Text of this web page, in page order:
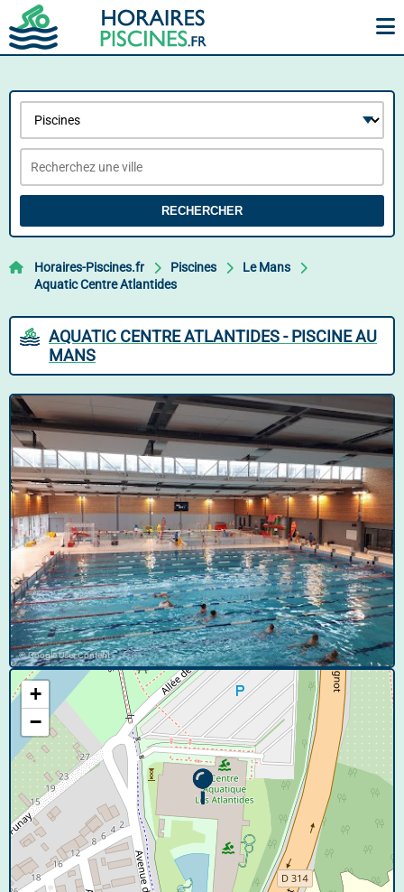
RECHERCHER
Horaires-Piscines.fr Piscines
Le Mans
Aquatic Centre Atlantides
AQUATIC CENTRE ATLANTIDES - PISCINE AU
MANS
© Google User Content
+
−